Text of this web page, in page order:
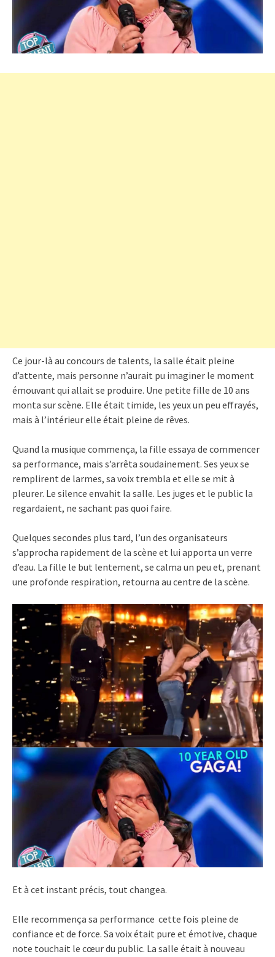
Ce jour-là au concours de talents, la salle était pleine
d’attente, mais personne n’aurait pu imaginer le moment
émouvant qui allait se produire. Une petite fille de 10 ans
monta sur scène. Elle était timide, les yeux un peu effrayés,
mais à l’intérieur elle était pleine de rêves.
Quand la musique commença, la fille essaya de commencer
sa performance, mais s’arrêta soudainement. Ses yeux se
remplirent de larmes, sa voix trembla et elle se mit à
pleurer. Le silence envahit la salle. Les juges et le public la
regardaient, ne sachant pas quoi faire.
Quelques secondes plus tard, l’un des organisateurs
s’approcha rapidement de la scène et lui apporta un verre
d’eau. La fille le but lentement, se calma un peu et, prenant
une profonde respiration, retourna au centre de la scène.
Et à cet instant précis, tout changea.
Elle recommença sa performance cette fois pleine de
confiance et de force. Sa voix était pure et émotive, chaque
note touchait le cœur du public. La salle était à nouveau